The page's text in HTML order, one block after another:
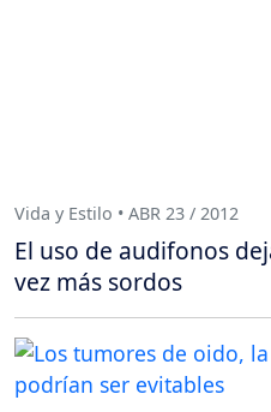
Vida y Estilo • ABR 23 / 2012
El uso de audifonos
vez más sordos